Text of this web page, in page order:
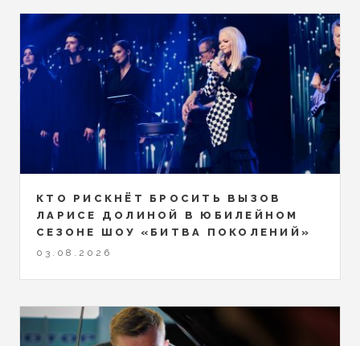
КТО РИСКНЁТ БРОСИТЬ ВЫЗОВ
ЛАРИСЕ ДОЛИНОЙ В ЮБИЛЕЙНОМ
СЕЗОНЕ ШОУ «БИТВА ПОКОЛЕНИЙ»
03.08.2026